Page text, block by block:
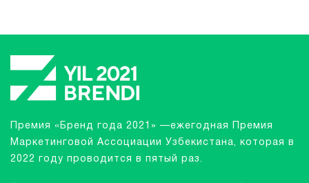
Премия «Бренд года 2021» —ежегодная Премия
Маркетинговой Ассоциации Узбекистана, которая в
2022 году проводится в пятый раз.